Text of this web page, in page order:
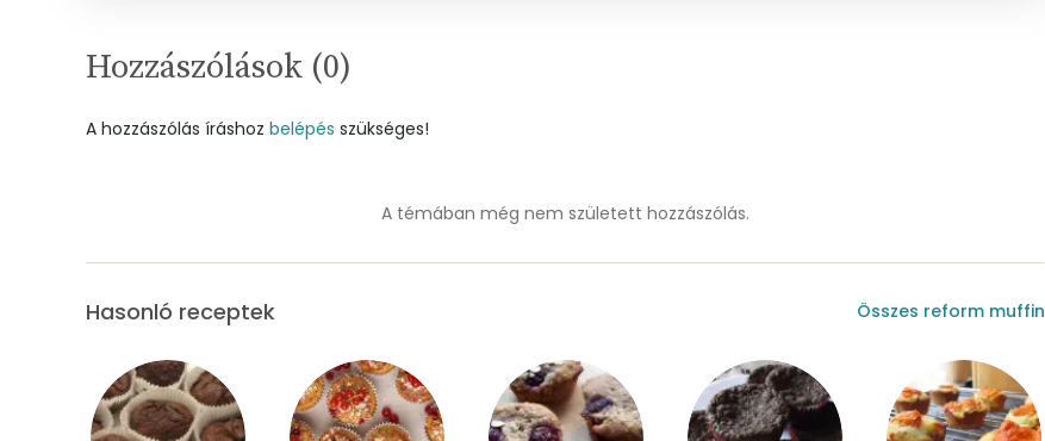
Szelén
Kálcium
Réz
0 mg
Hozzászólások (0)
A hozzászólás íráshoz belépés szükséges!
A témában még nem született hozzászólás.
Hasonló receptek Összes reform muffin